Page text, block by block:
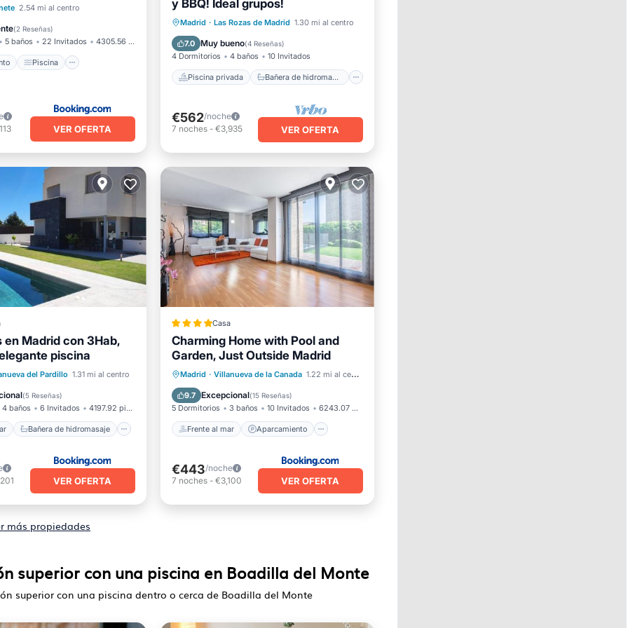
2.54 mi al centro
(2 Reseñas)
5 baños 22 Invitados 4305.56 pies²
Piscina
Piscina
Vistas
VER OFERTA
y BBQ! Ideal grupos!
Madrid · Las Rozas de Madrid 1.30 mi al centro
7.0 Muy bueno(4 Reseñas)
4 Dormitorios 4 baños 10 Invitados
Piscina privada Bañera de hidromasaje
Piscina privada
Bañera de hidromasaje
Aparcamiento
Piscina
€562/noche
7 noches- €3,935 VER OFERTA
en Madrid con 3Hab,
piscina
del Pardillo 1.31 mi al centro
(5 Reseñas)
4 baños 6 Invitados 4197.92 pies²
Bañera de hidromasaje
mar
hidromasaje
Piscina
VER OFERTA
Casa
Charming Home with Pool and
Garden, Just Outside Madrid
Madrid · Villanueva de la Canada 1.22 mi al centro
9.7 Excepcional(15 Reseñas)
5 Dormitorios 3 baños 10 Invitados 6243.07 pies²
Frente al mar Aparcamiento
Frente al mar
Aparcamiento
Piscina
Vista al mar
€443/noche
7 noches- €3,100 VER OFERTA
más propiedades
superior con una piscina en Boadilla del Monte
superior con una piscina dentro o cerca de Boadilla del Monte